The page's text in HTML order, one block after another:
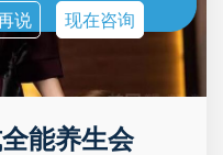
说 现在咨询
能养生会